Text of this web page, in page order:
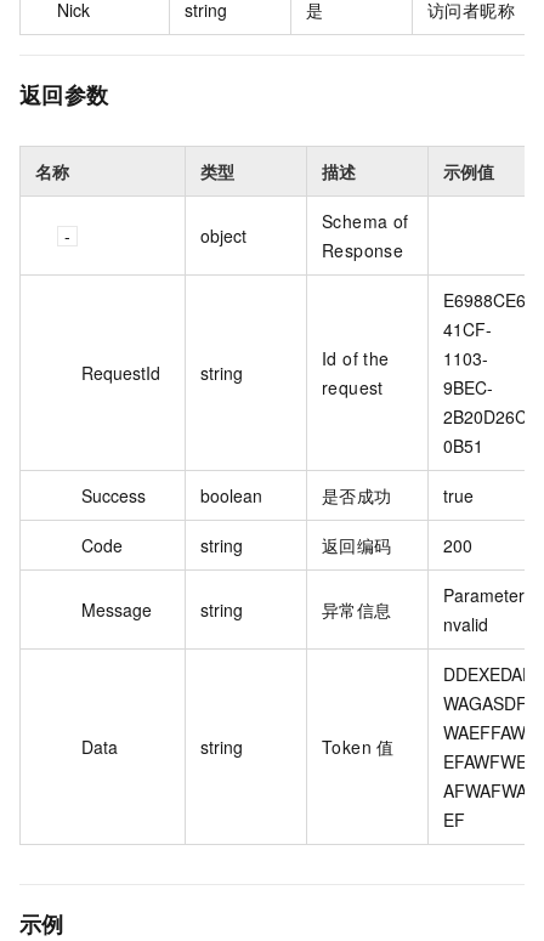
Nick string 是 访问者昵称
返回参数
名称 类型 描述 示例值
object
Schema of
Response
RequestId string
Id of the
request
E6988CE6-
41CF-
1103-
9BEC-
2B20D26C
0B51
Success boolean 是否成功 true
Code string 返回编码 200
Message string 异常信息
Parameter.I
nvalid
Data string Token 值
DDEXEDAF
WAGASDF
WAEFFAW
EFAWFWE
AFWAFWA
EF
示例